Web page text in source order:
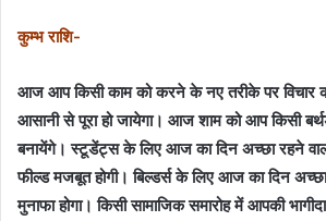
कुम्भ राशि-
आज आप किसी काम को करने के नए तरीके पर
आसानी से पूरा हो जायेगा। आज शाम को आप किसी
बनायेंगे। स्टूडेंट्स के लिए आज का दिन अच्छा रहने
फील्ड मजबूत होगी। बिल्डर्स के लिए आज का दिन
मुनाफा होगा। किसी सामाजिक समारोह में आपकी